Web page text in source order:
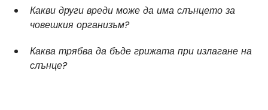
Какви други вреди може да има слънцето за
човешкия организъм?
Каква трябва да бъде грижата при излагане на
слънце?